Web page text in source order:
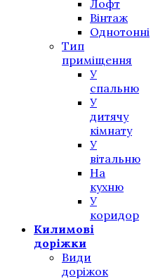
Лофт
Вінтаж
Однотонні
Тип
приміщення
У
спальню
У
дитячу
кімнату
У
вітальню
На
кухню
У
коридор
Килимові
доріжки
Види
доріжок